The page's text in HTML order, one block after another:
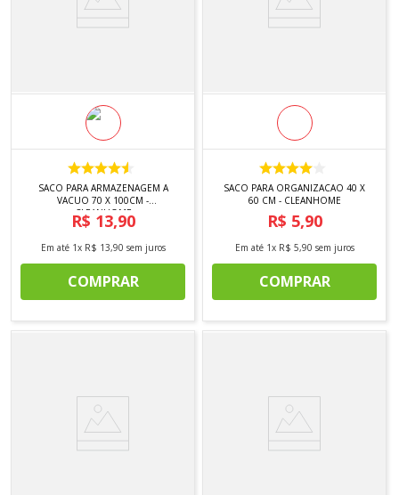
SACO PARA ARMAZENAGEM A
VACUO 70 X 100CM -
CLEANHOME
R$ 13,90
Em até 1x R$ 13,90 sem juros
COMPRAR
SACO PARA ORGANIZACAO 40 X
60 CM - CLEANHOME
R$ 5,90
Em até 1x R$ 5,90 sem juros
COMPRAR